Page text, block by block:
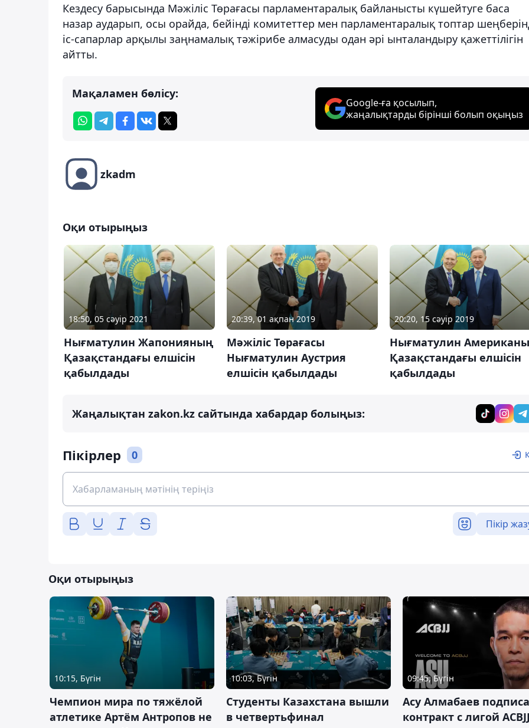
Кездесу барысында Мәжіліс Төрағасы парламентаралық байланысты күшейтуге баса
назар аударып, осы орайда, бейінді комитеттер мен парламентаралық топтар
іс-сапарлар арқылы заңнамалық тәжірибе алмасуды одан әрі ынталандыру қажеттілігін
айтты.
Мақаламен бөлісу:
Google-ға қосылып,
жаңалықтарды бірінші болып оқыңыз
zkadm
Оқи отырыңыз
18:50, 05 сәуір 2021
Нығматулин Жапонияның
Қазақстандағы елшісін
қабылдады
20:39, 01 ақпан 2019
Мәжіліс Төрағасы
Нығматулин Аустрия
елшісін қабылдады
20:20, 15 сәуір 2019
Нығматулин
Қазақстандағы елшісін
қабылдады
Жаңалықтан zakon.kz сайтында хабардар болыңыз:
Пікірлер 0
Пікір
Оқи отырыңыз
10:15, Бүгін
Чемпион мира по тяжёлой
атлетике Артём Антропов не
10:03, Бүгін
Студенты Казахстана вышли
в четвертьфинал
09:45, Бүгін
Асу Алмабаев
контракт с лигой